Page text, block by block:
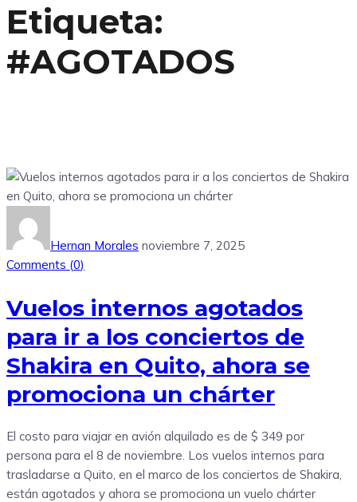
Etiqueta:
#AGOTADOS
Hernan Morales noviembre 7, 2025
Comments (0)
Vuelos internos agotados
para ir a los conciertos de
Shakira en Quito, ahora se
promociona un chárter
El costo para viajar en avión alquilado es de $ 349 por
persona para el 8 de noviembre. Los vuelos internos para
trasladarse a Quito, en el marco de los conciertos de Shakira,
están agotados y ahora se promociona un vuelo chárter